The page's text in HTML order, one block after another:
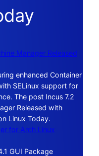
Manager Released
enhanced Container
SELinux support for
The post Incus 7.2
Released with
Linux Today.
for Arch Linux
GUI Package